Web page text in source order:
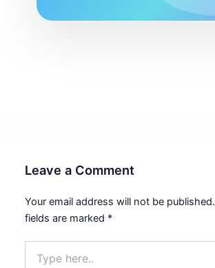
Leave a Comment
Your email address will not be published.
fields are marked *
here..